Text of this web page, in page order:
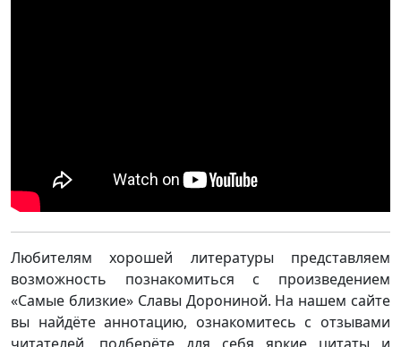
Любителям хорошей литературы представляем
возможность познакомиться с произведением
«Самые близкие» Славы Дорониной. На нашем сайте
вы найдёте аннотацию, ознакомитесь с отзывами